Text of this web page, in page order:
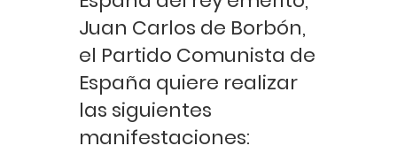
Juan Carlos de Borbón,
el Partido Comunista de
España quiere realizar
las siguientes
manifestaciones: